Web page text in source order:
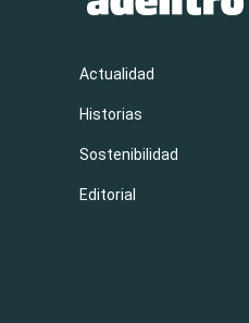
Actualidad
Historias
Sostenibilidad
Editorial